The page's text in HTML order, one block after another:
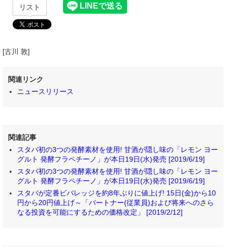
リスト
[古川 敦]
関連リンク
ニュースリリース
関連記事
スタバ初の3つの発酵素材を使用! 甘酒が隠し味の「レモン ヨー
グルト 発酵フラペチーノ」が本日19日(水)発売 [2019/6/19]
スタバ初の3つの発酵素材を使用! 甘酒が隠し味の「レモン ヨー
グルト 発酵フラペチーノ」が本日19日(水)発売 [2019/6/19]
スタバが定番ビバレッジを約8年ぶりに値上げ! 15日(金)から10
円から20円値上げ～「パートナー(従業員)および将来へのさら
なる投資を可能にするための価格改定」 [2019/2/12]